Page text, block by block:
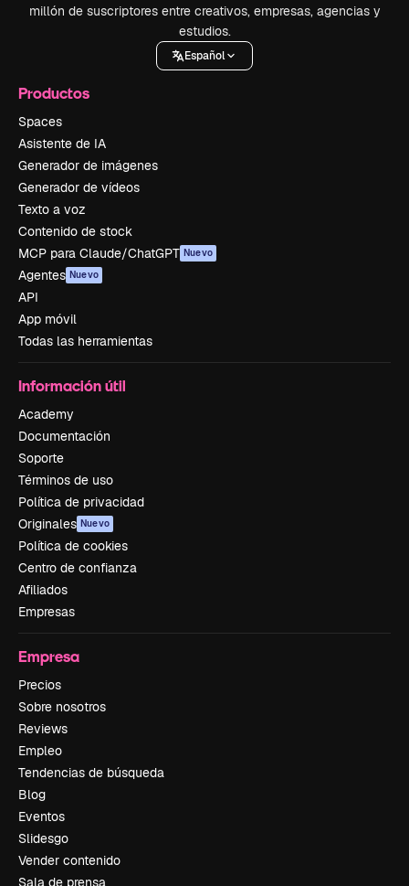
millón de suscriptores entre creativos, empresas, agencias y
estudios.
Español
Productos
Spaces
Asistente de IA
Generador de imágenes
Generador de vídeos
Texto a voz
Contenido de stock
MCP para Claude/ChatGPT Nuevo
Agentes Nuevo
API
App móvil
Todas las herramientas
Información útil
Academy
Documentación
Soporte
Términos de uso
Política de privacidad
Originales Nuevo
Política de cookies
Centro de confianza
Afiliados
Empresas
Empresa
Precios
Sobre nosotros
Reviews
Empleo
Tendencias de búsqueda
Blog
Eventos
Slidesgo
Vender contenido
Sala de prensa